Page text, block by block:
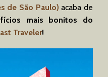
de São Paulo) acaba de
mais bonitos do
Traveler!